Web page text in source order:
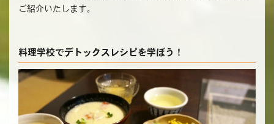
ご紹介いたします。
料理学校でデトックスレシピを学ぼう！